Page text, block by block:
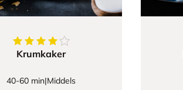
4.1875av5stjerner
Krumkaker
40-60 min|Middels